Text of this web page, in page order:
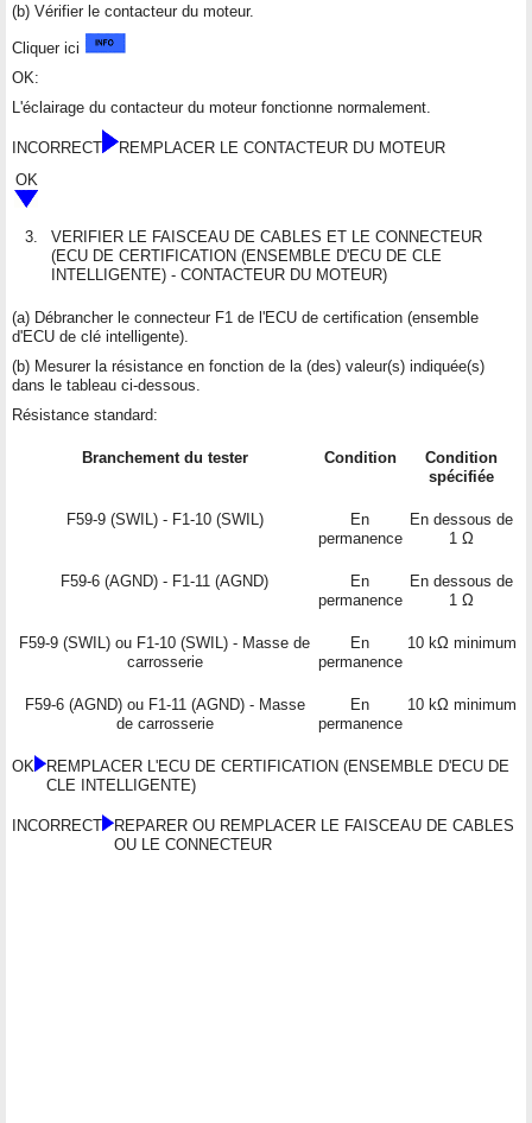
(b) Vérifier le contacteur du moteur.
Cliquer ici
OK:
L'éclairage du contacteur du moteur fonctionne normalement.
INCORRECT
REMPLACER LE CONTACTEUR DU MOTEUR
OK
3.
VERIFIER LE FAISCEAU DE CABLES ET LE CONNECTEUR
(ECU DE CERTIFICATION (ENSEMBLE D'ECU DE CLE
INTELLIGENTE) - CONTACTEUR DU MOTEUR)
(a) Débrancher le connecteur F1 de l'ECU de certification (ensemble
d'ECU de clé intelligente).
(b) Mesurer la résistance en fonction de la (des) valeur(s) indiquée(s)
dans le tableau ci-dessous.
Résistance standard:
Branchement du tester Condition
Condition
spécifiée
F59-9 (SWIL) - F1-10 (SWIL)
En
permanence
En dessous de
1 Ω
F59-6 (AGND) - F1-11 (AGND)
En
permanence
En dessous de
1 Ω
F59-9 (SWIL) ou F1-10 (SWIL) - Masse de
carrosserie
En
permanence
10 kΩ minimum
F59-6 (AGND) ou F1-11 (AGND) - Masse
de carrosserie
En
permanence
10 kΩ minimum
OK
REMPLACER L'ECU DE CERTIFICATION (ENSEMBLE D'ECU DE
CLE INTELLIGENTE)
INCORRECT
REPARER OU REMPLACER LE FAISCEAU DE CABLES
OU LE CONNECTEUR